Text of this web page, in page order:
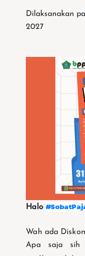
Dilaksanakan
2027
Halo
Wah ada
Apa saja sih